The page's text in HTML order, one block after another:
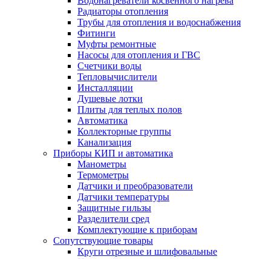
Радиаторы отопления
Трубы для отопления и водоснабжения
Фитинги
Муфты ремонтные
Насосы для отопления и ГВС
Счетчики воды
Тепловычислители
Инсталляции
Душевые лотки
Плиты для теплых полов
Автоматика
Коллекторные группы
Канализация
Приборы КИП и автоматика
Манометры
Термометры
Датчики и преобразователи
Датчики температуры
Защитные гильзы
Разделители сред
Комплектующие к приборам
Сопутствующие товары
Круги отрезные и шлифовальные